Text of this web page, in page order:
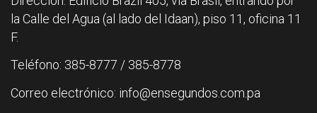
la Calle del Agua (al lado del Idaan), piso 11, oficina 11
F.
Teléfono: 385-8777 / 385-8778
Correo electrónico: info@ensegundos.com.pa